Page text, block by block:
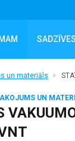
un materiāls
UN